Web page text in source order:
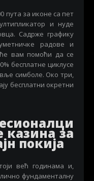
пута за иконе са пет
и нуде
Садрже графику
радове и
вам помоћи да се
бесплатне циклусе
симболе. Око три,
бесплатни окретни
казина за
покија
већ годинама и,
фундаменталну